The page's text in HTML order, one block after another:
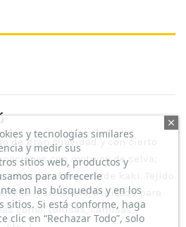
de gran suavidad y con cierto
con motivos de selva;
sobre un fondo verde kaki. Tejido
resistencia, utilizado para
como; (blusas, camisas,
y tecnologías similares
y medir sus
sitios web, productos y
para ofrecerle
en las búsquedas y en los
sitios. Si está conforme, haga
clic en “Rechazar Todo”, solo